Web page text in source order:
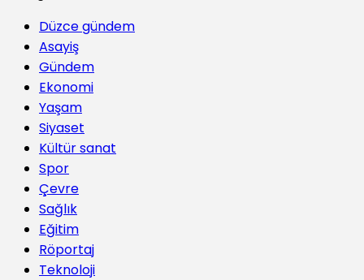
Düzce gündem
Asayiş
Gündem
Ekonomi
Yaşam
Siyaset
Kültür sanat
Spor
Çevre
Sağlık
Eğitim
Röportaj
Teknoloji